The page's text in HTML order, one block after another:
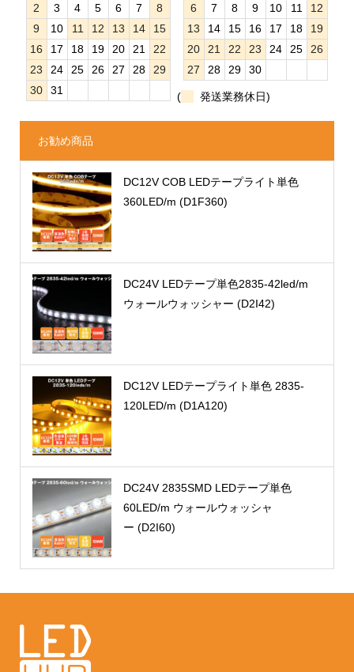
2
3 4 5 6 7
8
9
10 11 12 13 14
15
16
17 18 19 20 21
22
23
24 25 26 27 28
29
30
31
6
7 8 9 10 11
12
13
14 15 16 17 18
19
20
21 22 23 24 25
26
27
28 29 30
( 発送業務休日)
お勧め商品
DC12V COB LEDテープライト単色
360LED/m (D1F360)
DC24V LEDテープ単色2835-42led/m
ウォールウォッシャー (D2I42)
DC12V LEDテープライト単色 2835-
120LED/m (D1A120)
DC24V 2835SMD LEDテープ単色
60LED/m ウォールウォッシャ
ー (D2I60)